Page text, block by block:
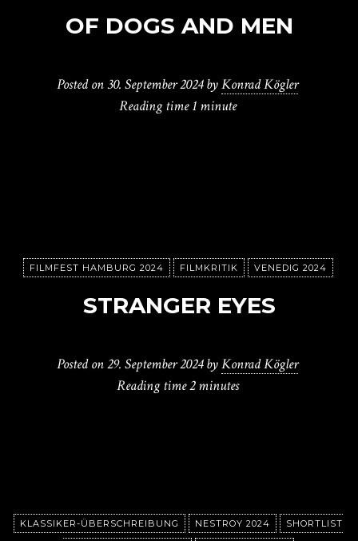
OF DOGS AND MEN
Posted on30. September 2024 byKonrad Kögler
Reading time1 minute
FILMFEST HAMBURG 2024 FILMKRITIK VENEDIG 2024
STRANGER EYES
Posted on29. September 2024 byKonrad Kögler
Reading time2 minutes
KLASSIKER-ÜBERSCHREIBUNG NESTROY 2024 SHORTLIST